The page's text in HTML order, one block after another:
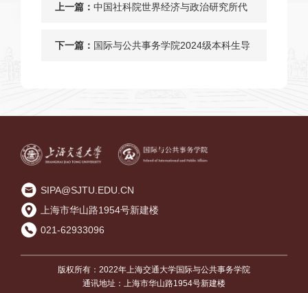
上一篇： 中国社科院世界经济与政治研究所代
表到上海交通大学调研
下一篇： 国际与公共事务学院2024级本科生导
SIPA@SJTU.EDU.CN
上海市华山路1954号新建楼
021-62933096
版权所有：2022年上海交通大学国际与公共事务学院
通讯地址：上海市华山路1954号新建楼